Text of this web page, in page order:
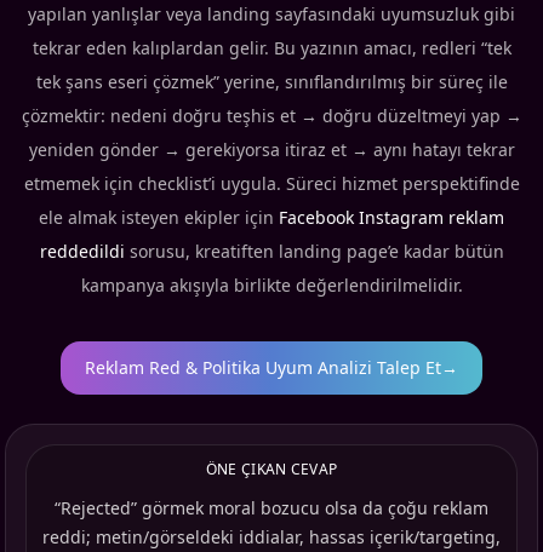
yapılan yanlışlar veya landing sayfasındaki uyumsuzluk gibi
tekrar eden kalıplardan gelir. Bu yazının amacı, redleri “tek
tek şans eseri çözmek” yerine, sınıflandırılmış bir süreç ile
çözmektir: nedeni doğru teşhis et → doğru düzeltmeyi yap →
yeniden gönder → gerekiyorsa itiraz et → aynı hatayı tekrar
etmemek için checklist’i uygula. Süreci hizmet perspektifinde
ele almak isteyen ekipler için Facebook Instagram reklam
reddedildi sorusu, kreatiften landing page’e kadar bütün
kampanya akışıyla birlikte değerlendirilmelidir.
Reklam Red & Politika Uyum Analizi Talep Et→
ÖNE ÇIKAN CEVAP
“Rejected” görmek moral bozucu olsa da çoğu reklam
reddi; metin/görseldeki iddialar, hassas içerik/targeting,